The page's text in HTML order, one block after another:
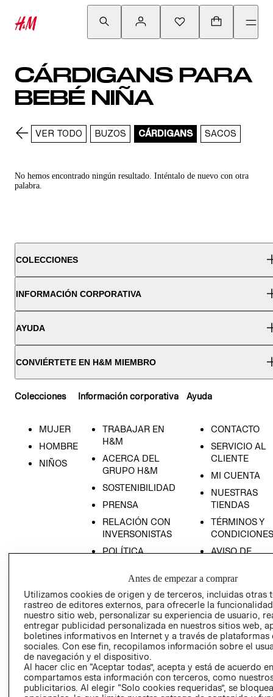
CÁRDIGANS PARA
BEBÉ NIÑA
VER TODO BUZOS CÁRDIGANS SACOS
No hemos encontrado ningún resultado. Inténtalo de nuevo con otra
palabra.
COLECCIONES
INFORMACIÓN CORPORATIVA
AYUDA
CONVIÉRTETE EN H&M MIEMBRO
Colecciones
MUJER
HOMBRE
NIÑOS
Información corporativa
TRABAJAR EN
H&M
ACERCA DEL
GRUPO H&M
SOSTENIBILIDAD
PRENSA
RELACIÓN CON
INVERSONISTAS
POLÍTICA
Ayuda
CONTACTO
SERVICIO AL
CLIENTE
MI CUENTA
NUESTRAS
TIENDAS
TÉRMINOS Y
CONDICIONES
AVISO DE
GIFT CARD
AVISO DE
COOKIES
LIBRO DE
RECIÉN NACIDO
NOVEDADES
Antes de empezar a comprar
Utilizamos cookies de origen y de terceros, incluidas otras
rastreo de editores externos, para ofrecerle la
nuestro sitio web, personalizar su experiencia de usuario,
entregar publicidad personalizada en nuestros sitios web,
boletines informativos en Internet y a través de plataformas
sociales. Con ese fin, recopilamos información sobre el
de navegación y el dispositivo.
Al hacer clic en “Aceptar todas”, acepta y está de acuerdo
compartamos esta información con terceros, como
publicitarios. Al elegir “Solo cookies requeridas”, se